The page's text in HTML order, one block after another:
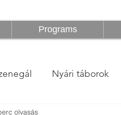
Programs
Nyári táborok
olvasás